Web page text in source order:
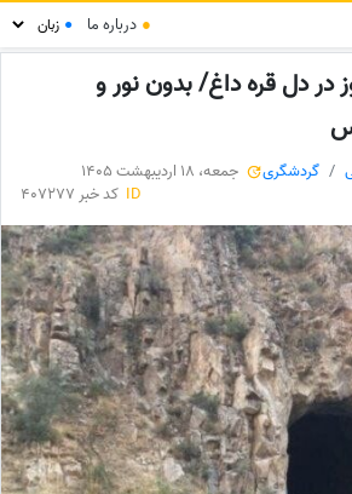
● درباره ما ●
در دل قره داغ/ بدون نور و
گردشگری
جمعه، 18 اردیبهشت 1405
ID کد خبر 407277